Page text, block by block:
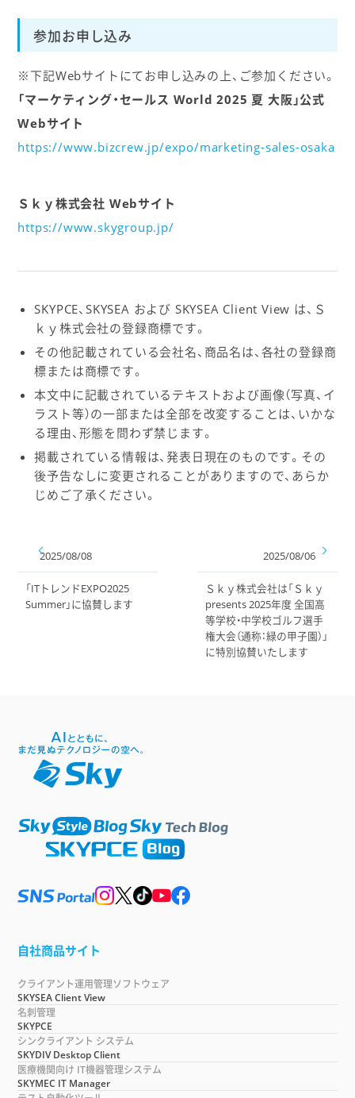
参加お申し込み
※下記Webサイトにてお申し込みの上、ご参加ください。
「マーケティング・セールス World 2025 夏 大阪」公式
Webサイト
https://www.bizcrew.jp/expo/marketing-sales-osaka
Ｓｋｙ株式会社 Webサイト
https://www.skygroup.jp/
SKYPCE、SKYSEA および SKYSEA Client View は、Ｓ
ｋｙ株式会社の登録商標です。
その他記載されている会社名、商品名は、各社の登録商
標または商標です。
本文中に記載されているテキストおよび画像（写真、イ
ラスト等）の一部または全部を改変することは、いかな
る理由、形態を問わず禁じます。
掲載されている情報は、発表日現在のものです。その
後予告なしに変更されることがありますので、あらか
じめご了承ください。
2025/08/08
「ITトレンドEXPO2025
Summer」に協賛します
2025/08/06
Ｓｋｙ株式会社は「Ｓｋｙ
presents 2025年度 全国高
等学校・中学校ゴルフ選手
権大会（通称：緑の甲子園）」
に特別協賛いたします
自社商品サイト
クライアント運用管理ソフトウェア
SKYSEA Client View
名刺管理
SKYPCE
シンクライアント システム
SKYDIV Desktop Client
医療機関向け IT機器管理システム
SKYMEC IT Manager